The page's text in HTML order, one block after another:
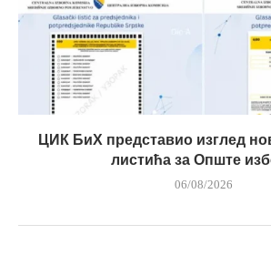
ЦИК БиХ представио изглед
листића за Опште
06/08/2026